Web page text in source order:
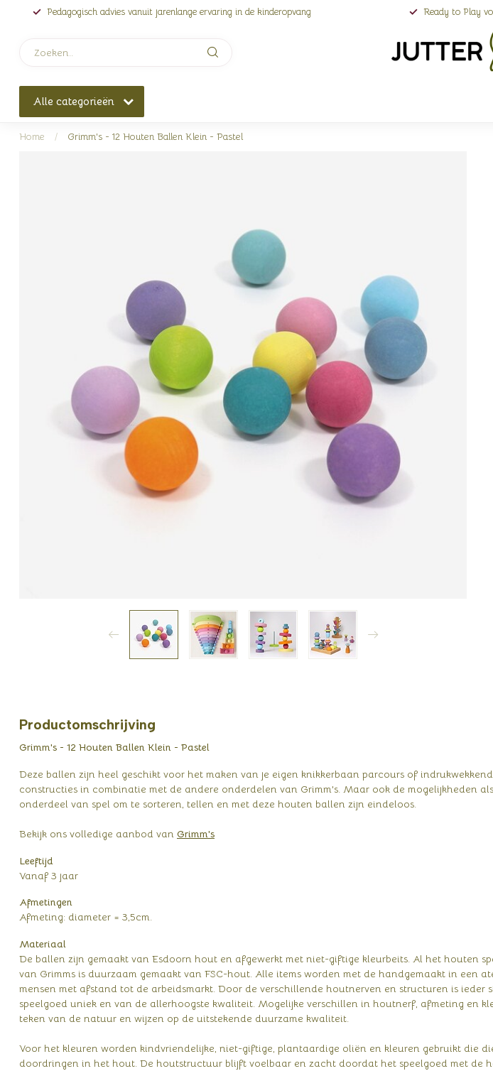
Pedagogisch advies vanuit jarenlange ervaring in de kinderopvang Ready to Play
Alle categorieën
Home / Grimm's - 12 Houten Ballen Klein - Pastel
Productomschrijving
Grimm's - 12 Houten Ballen Klein - Pastel
Deze ballen zijn heel geschikt voor het maken van je eigen knikkerbaan parcours of
constructies in combinatie met de andere onderdelen van Grimm's. Maar ook de mogelijkheden als
onderdeel van spel om te sorteren, tellen en met deze houten ballen zijn eindeloos.
Bekijk ons volledige aanbod van Grimm's
Leeftijd
Vanaf 3 jaar
Afmetingen
Afmeting: diameter = 3,5cm.
Materiaal
De ballen zijn gemaakt van Esdoorn hout en afgewerkt met niet-giftige kleurbeits. Al het houten
van Grimms is duurzaam gemaakt van FSC-hout. Alle items worden met de handgemaakt in een
mensen met afstand tot de arbeidsmarkt. Door de verschillende houtnerven en structuren is ieder
speelgoed uniek en van de allerhoogste kwaliteit. Mogelijke verschillen in houtnerf, afmeting en
teken van de natuur en wijzen op de uitstekende duurzame kwaliteit.
Voor het kleuren worden kindvriendelijke, niet-giftige, plantaardige oliën en kleuren gebruikt die
doordringen in het hout. De houtstructuur blijft voelbaar en zacht doordat het speelgoed met de